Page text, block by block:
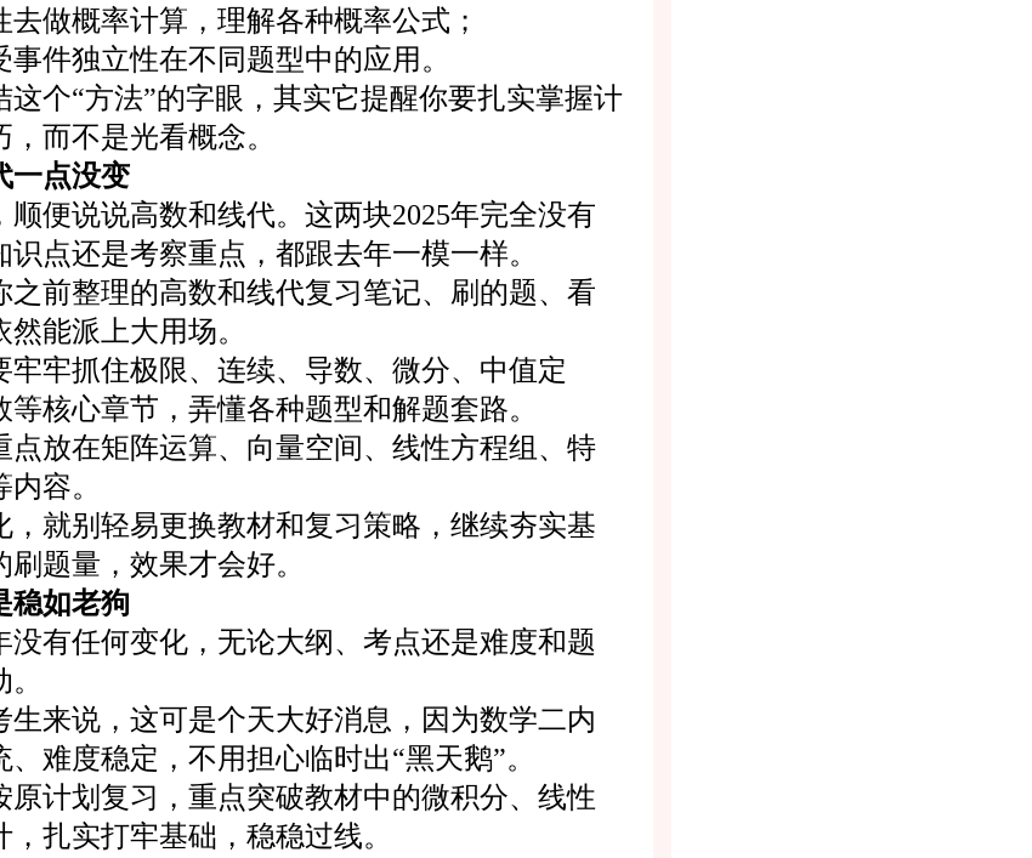
概率计算，理解各种概率公式；
独立性在不同题型中的应用。
“方法”的字眼，其实它提醒你要扎实掌握计
而不是光看概念。
点没变
说说高数和线代。这两块2025年完全没有
点还是考察重点，都跟去年一模一样。
前整理的高数和线代复习笔记、刷的题、看
能派上大用场。
牢抓住极限、连续、导数、微分、中值定
核心章节，弄懂各种题型和解题套路。
放在矩阵运算、向量空间、线性方程组、特
容。
就别轻易更换教材和复习策略，继续夯实基
题量，效果才会好。
如老狗
有任何变化，无论大纲、考点还是难度和题
说，这可是个天大好消息，因为数学二内
难度稳定，不用担心临时出“黑天鹅”。
计划复习，重点突破教材中的微积分、线性
扎实打牢基础，稳稳过线。